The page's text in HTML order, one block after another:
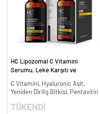
HC Lipozomal C Vitamini
Serumu, Leke Karşıtı ve
C Vitamini, Hyaluronic Asit,
Yeniden Diriliş Bitkisi, Pentavitin
TÜKENDİ